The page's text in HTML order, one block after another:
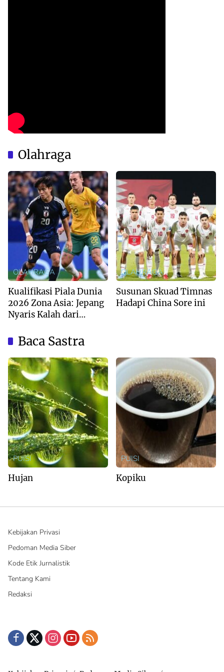
Olahraga
OLAHRAGA
Kualifikasi Piala Dunia
2026 Zona Asia: Jepang
Nyaris Kalah dari
OLAHRAGA
Susunan Skuad Timnas
Hadapi China Sore ini
Baca Sastra
PUISI
Hujan
PUISI
Kopiku
Kebijakan Privasi
Pedoman Media Siber
Kode Etik Jurnalistik
Tentang Kami
Redaksi